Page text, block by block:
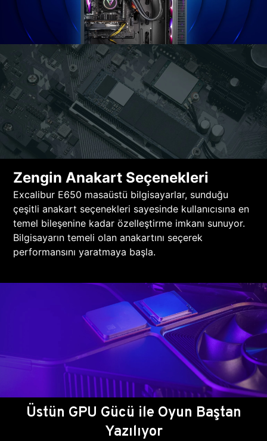
Zengin Anakart Seçenekleri
Excalibur E650 masaüstü bilgisayarlar, sunduğu
çeşitli anakart seçenekleri sayesinde kullanıcısına en
temel bileşenine kadar özelleştirme imkanı sunuyor.
Bilgisayarın temeli olan anakartını seçerek
performansını yaratmaya başla.
Üstün GPU Gücü ile Oyun Baştan
Yazılıyor